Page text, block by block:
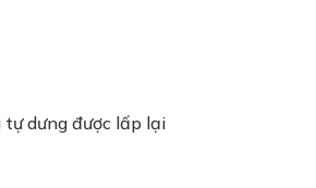
dưng được lấp lại